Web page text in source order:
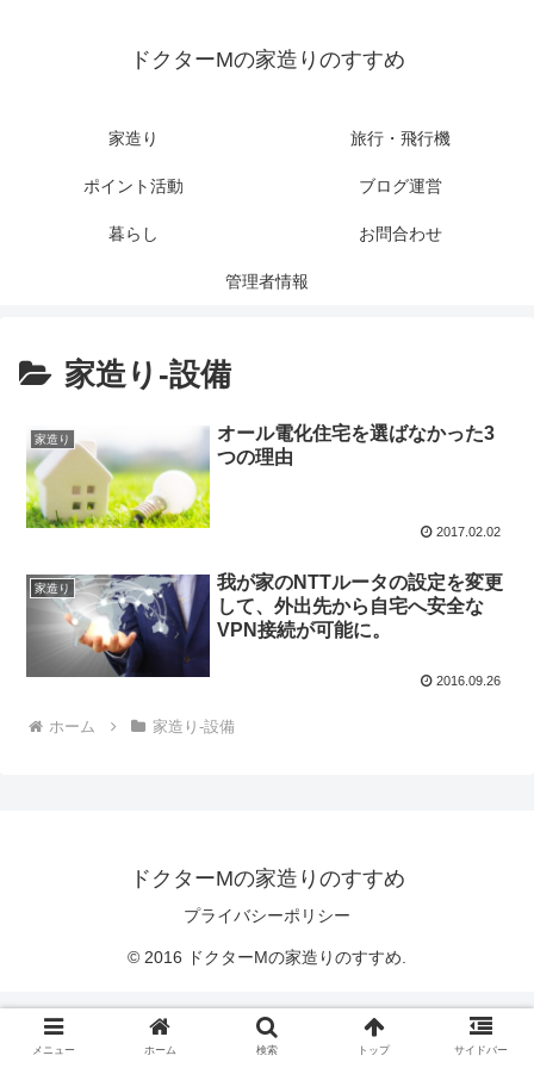
ドクターMの家造りのすすめ
家造り 旅行・飛行機
ポイント活動 ブログ運営
暮らし お問合わせ
管理者情報
家造り-設備
家造り
オール電化住宅を選ばなかった3
つの理由
2017.02.02
家造り
我が家のNTTルータの設定を変更
して、外出先から自宅へ安全な
VPN接続が可能に。
2016.09.26
ホーム 家造り-設備
ドクターMの家造りのすすめ
プライバシーポリシー
© 2016 ドクターMの家造りのすすめ.
メニュー ホーム 検索 トップ サイドバー